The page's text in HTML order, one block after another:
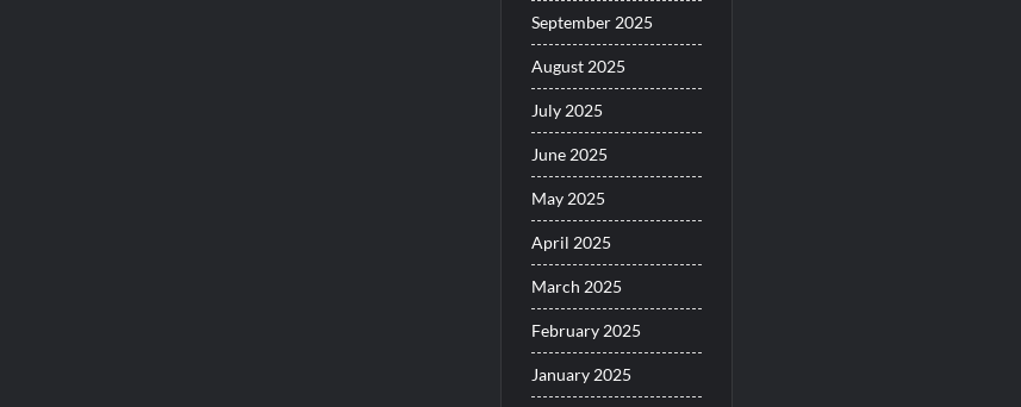
September 2025
August 2025
July 2025
June 2025
May 2025
April 2025
March 2025
February 2025
January 2025